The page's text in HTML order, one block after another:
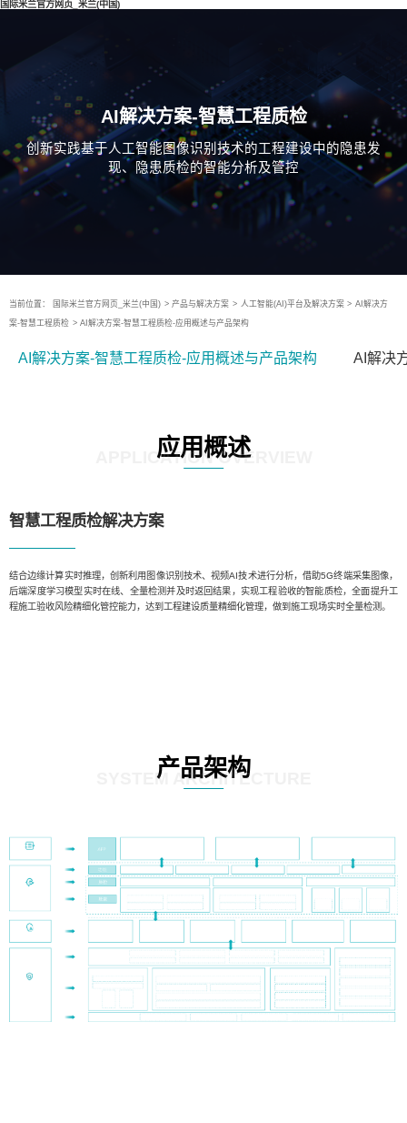
国际米兰官方网页_米兰(中国)
AI解决方案-智慧工程质检
创新实践基于人工智能图像识别技术的工程建设中的隐患发
现、隐患质检的智能分析及管控
当前位置： 国际米兰官方网页_米兰(中国) > 产品与解决方案 > 人工智能(AI)平台及解决方案 > AI解决方
案-智慧工程质检 > AI解决方案-智慧工程质检-应用概述与产品架构
AI解决方案-智慧工程质检-应用概述与产品架构 AI解决
应用概述
APPLICATION OVERVIEW
智慧工程质检解决方案
结合边缘计算实时推理，创新利用图像识别技术、视频AI技术进行分析，借助5G终端采集图像，
后端深度学习模型实时在线、全量检测并及时返回结果，实现工程验收的智能质检，全面提升工
程施工验收风险精细化管控能力，达到工程建设质量精细化管理，做到施工现场实时全量检测。
产品架构
SYSTEM ARCHITECTURE